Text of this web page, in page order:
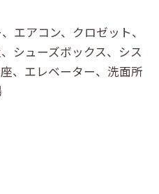
エアコン、クロゼット、
シューズボックス、シス
、エレベーター、洗面所